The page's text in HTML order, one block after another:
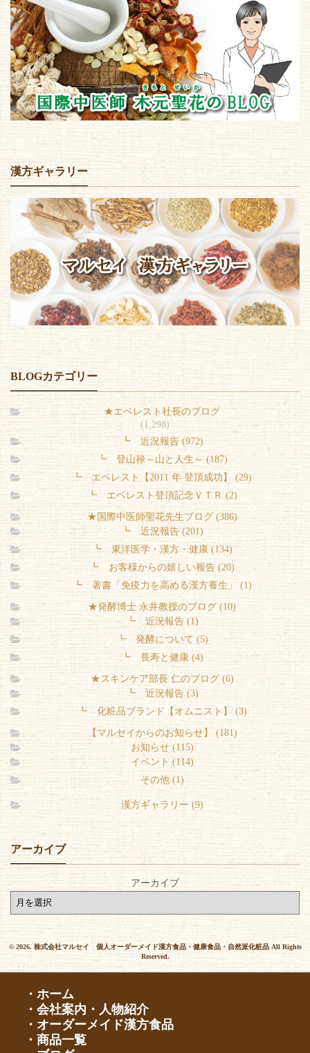
漢方ギャラリー
BLOGカテゴリー
★エベレスト社長のブログ
(1,298)
┗ 近況報告 (972)
┗ 登山禄～山と人生～ (187)
┗ エベレスト【2011 年 登頂成功】 (29)
┗ エベレスト登頂記念ＶＴＲ (2)
★国際中医師聖花先生ブログ (386)
┗ 近況報告 (201)
┗ 東洋医学・漢方・健康 (134)
┗ お客様からの嬉しい報告 (20)
┗ 著書「免疫力を高める漢方養生」 (1)
★発酵博士 永井教授のブログ (10)
┗ 近況報告 (1)
┗ 発酵について (5)
┗ 長寿と健康 (4)
★スキンケア部長 仁のブログ (6)
┗ 近況報告 (3)
┗ 化粧品ブランド【オムニスト】 (3)
【マルセイからのお知らせ】 (181)
お知らせ (115)
イベント (114)
その他 (1)
漢方ギャラリー (9)
アーカイブ
アーカイブ
© 2026. 株式会社マルセイ 個人オーダーメイド漢方食品・健康食品・自然派化粧品 All Rights
Reserved.
・ホーム
・会社案内・人物紹介
・オーダーメイド漢方食品
・商品一覧